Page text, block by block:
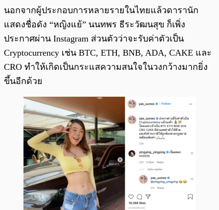
นอกจากผู้ประกอบการหลายรายในไทยแล้วดารานัก
แสดงชื่อดัง “หญิงแย้” นนทพร ธีระวัฒนสุข ก็เพิ่ง
ประกาศผ่าน Instagram ส่วนตัวว่าจะรับค่าตัวเป็น
Cryptocurrency เช่น BTC, ETH, BNB, ADA, CAKE และ
CRO ทำให้เกิดเป็นกระแสความสนใจในวงกว้างมากยิ่ง
ขึ้นอีกด้วย